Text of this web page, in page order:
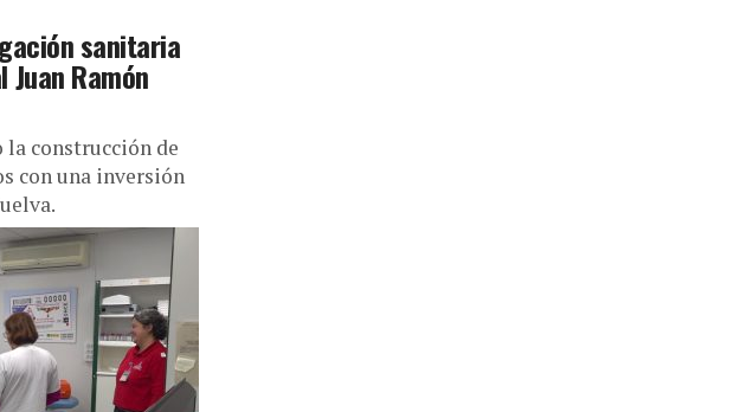
sanitaria
Ramón
construcción de
con una inversión